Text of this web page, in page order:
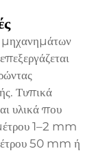
μηχανημάτων
Τυπικά
υλικά που
1–2 mm
50 mm ή